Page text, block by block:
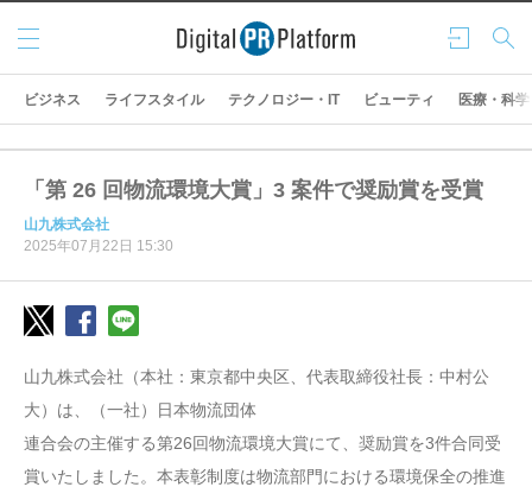
ログ
イン
検索
メニ
ュー
ビジネス ライフスタイル テクノロジー・IT ビューティ 医療・科学
「第 26 回物流環境大賞」3 案件で奨励賞を受賞
山九株式会社
2025年07月22日 15:30
山九株式会社（本社：東京都中央区、代表取締役社長：中村公
大）は、（一社）日本物流団体
連合会の主催する第26回物流環境大賞にて、奨励賞を3件合同受
賞いたしました。本表彰制度は物流部門における環境保全の推進